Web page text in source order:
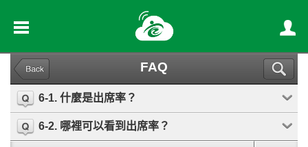
FAQ
6-1. 什麼是出席率？
6-2. 哪裡可以看到出席率？